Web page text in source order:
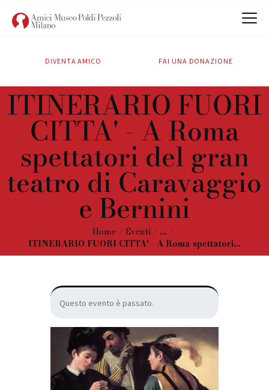
DIVENTA AMICO FAI UNA DONAZIONE
ITINERARIO FUORI
CITTA' - A Roma
spettatori del gran
teatro di Caravaggio
e Bernini
Home Eventi
...
ITINERARIO FUORI CITTA' - A Roma spettatori...
ATTIVITÀ
SOSTIENICI
CONTATTI
Questo evento è passato.